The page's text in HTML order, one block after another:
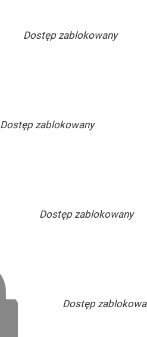
Dostęp zablokowany
Dostęp zablokowany
Dostęp zablokowany
Dostęp